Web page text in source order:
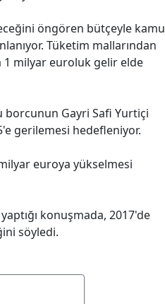
öngören bütçeyle kamu
Tüketim mallarından
1 milyar euroluk gelir elde
Gayri Safi Yurtiçi
gerilemesi hedefleniyor.
euroya yükselmesi
konuşmada, 2017'de
söyledi.